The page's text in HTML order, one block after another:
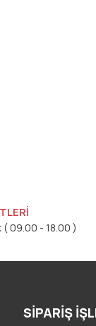
09.00 - 18.00 )
SİPARİŞ